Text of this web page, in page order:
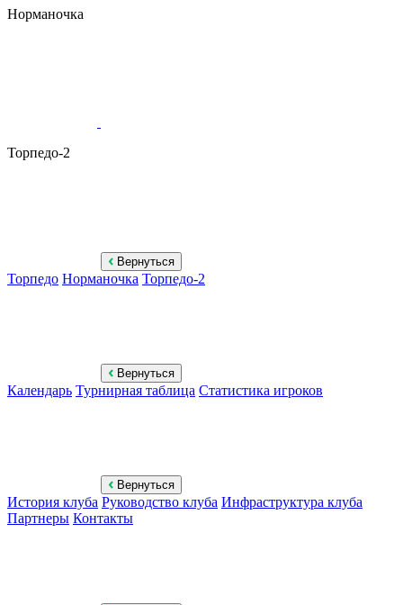
Норманочка
Торпедо-2
Вернуться
Торпедо Норманочка Торпедо-2
Вернуться
Календарь Турнирная таблица Статистика игроков
Вернуться
История клуба Руководство клуба Инфраструктура клуба
Партнеры Контакты